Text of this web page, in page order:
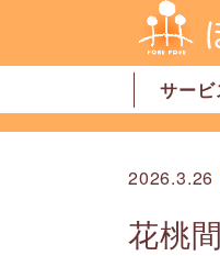
サー
居宅介
訪問介
訪問看
デイサ
グルー
地域密
ショー
有料老
サービ
家事代
「認可
2026.3.26
花桃